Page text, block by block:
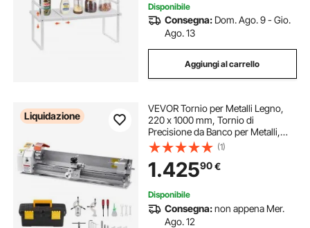
Disponibile
Consegna: Dom. Ago. 9 - Gio.
Ago. 13
Aggiungi al carrello
Liquidazione
VEVOR Tornio per Metalli Legno,
220 x 1000 mm, Tornio di
Precisione da Banco per Metalli,
Avanzamento Automatico, Variabile
Velocità 2500 Giri al Minuto, Motore
Senza Spazzole 1250 W
(1)
1.42590€
Disponibile
Consegna:non appena Mer.
Ago. 12